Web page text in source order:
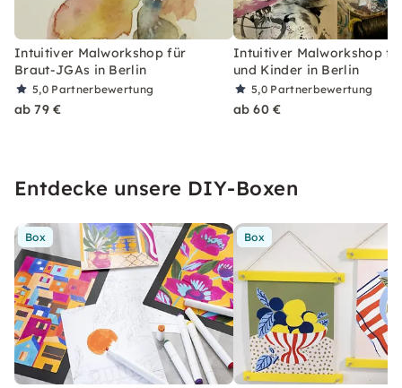
Intuitiver Malworkshop für
Braut-JGAs in Berlin
5,0 Partnerbewertung
ab 79 €
Intuitiver Malworkshop
und Kinder in Berlin
5,0 Partnerbewertung
ab 60 €
Entdecke unsere DIY-Boxen
Box Box